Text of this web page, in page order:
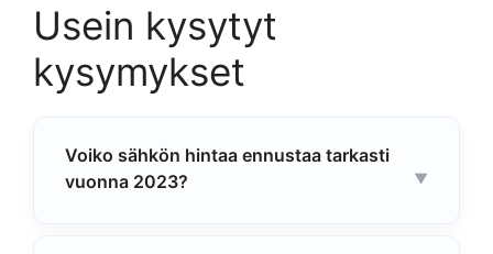
Usein kysytyt
kysymykset
Voiko sähkön hintaa ennustaa tarkasti
vuonna 2023?